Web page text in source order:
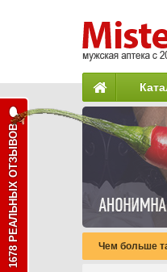
Чем больше
1678 РЕАЛЬНЫХ ОТЗЫВОВ